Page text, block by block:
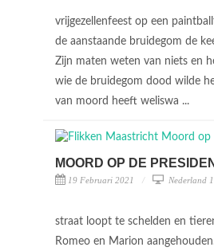
vrijgezellenfeest op een
de aanstaande bruidegom de
Zijn maten weten van niets en
wie de bruidegom dood wilde
van moord heeft weliswa ...
MOORD OP DE
19 Februari 2021 Nederland 1
straat loopt te schelden en
Romeo en Marion